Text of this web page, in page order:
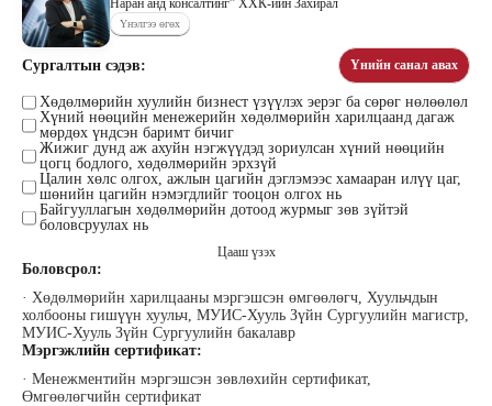
Наран анд консалтинг” ХХК-ийн Захирал
Үнэлгээ өгөх
Сургалтын сэдэв: Үнийн санал авах
Хөдөлмөрийн хуулийн бизнест үзүүлэх эерэг ба сөрөг нөлөөлөл
Хүний нөөцийн менежерийн хөдөлмөрийн харилцаанд дагаж
мөрдөх үндсэн баримт бичиг
Жижиг дунд аж ахуйн нэгжүүдэд зориулсан хүний нөөцийн
цогц бодлого, хөдөлмөрийн эрхзүй
Цалин хөлс олгох, ажлын цагийн дэглэмээс хамааран илүү цаг,
шөнийн цагийн нэмэгдлийг тооцон олгох нь
Байгууллагын хөдөлмөрийн дотоод журмыг зөв зүйтэй
боловсруулах нь
Цааш үзэх
Боловсрол:
· Хөдөлмөрийн харилцааны мэргэшсэн өмгөөлөгч, Хуульчдын
холбооны гишүүн хуульч, МУИС-Хууль Зүйн Сургуулийн магистр,
МУИС-Хууль Зүйн Сургуулийн бакалавр
Мэргэжлийн сертификат:
· Менежментийн мэргэшсэн зөвлөхийн сертификат,
Өмгөөлөгчийн сертификат
Наран анд консалтинг” ХХК-ийн
Захирал
Бээжин Солонгоо
Франклинкови Монгол ХХК
гүйцэтгэх захирал, Манлайллын
сэтгэлзүйч
Уранбор Сэмбэрүү
Прус Центр ХХК-ийн Хяналт
шинжилгээ үнэлгээний дарга
ISO4500; ISO9001 нэгдсэн
тогтолцооны хэрэгжүүлэгч
Энхбаатар Ичинхорлоо
карьер сургалтын төвийн нийгмийн